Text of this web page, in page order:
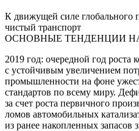
К движущей силе глобального
чистый транспорт
ОСНОВНЫЕ ТЕНДЕНЦИИ
2019 год: очередной год роста
с устойчивым увеличением
промышленности на фоне
стандартов по всему миру.
за счет роста первичного
ломов автомобильных
из ранее накопленных запасов